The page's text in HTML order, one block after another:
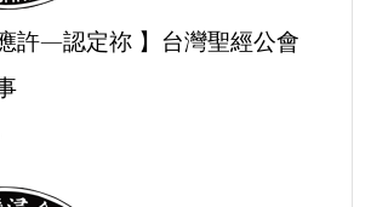
許—認定祢 】台灣聖經公會